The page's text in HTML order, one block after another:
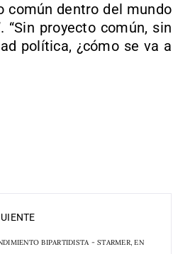
común dentro del mundo
“Sin proyecto común, sin
política, ¿cómo se va a
BIPARTIDISTA - STARMER, EN